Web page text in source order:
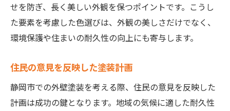
せを防ぎ、長く美しい外観を保つポイントです。こうし
た要素を考慮した色選びは、外観の美しさだけでなく、
環境保護や住まいの耐久性の向上にも寄与します。
住民の意見を反映した塗装計画
静岡市での外壁塗装を考える際、住民の意見を反映した
計画は成功の鍵となります。地域の気候に適した耐久性